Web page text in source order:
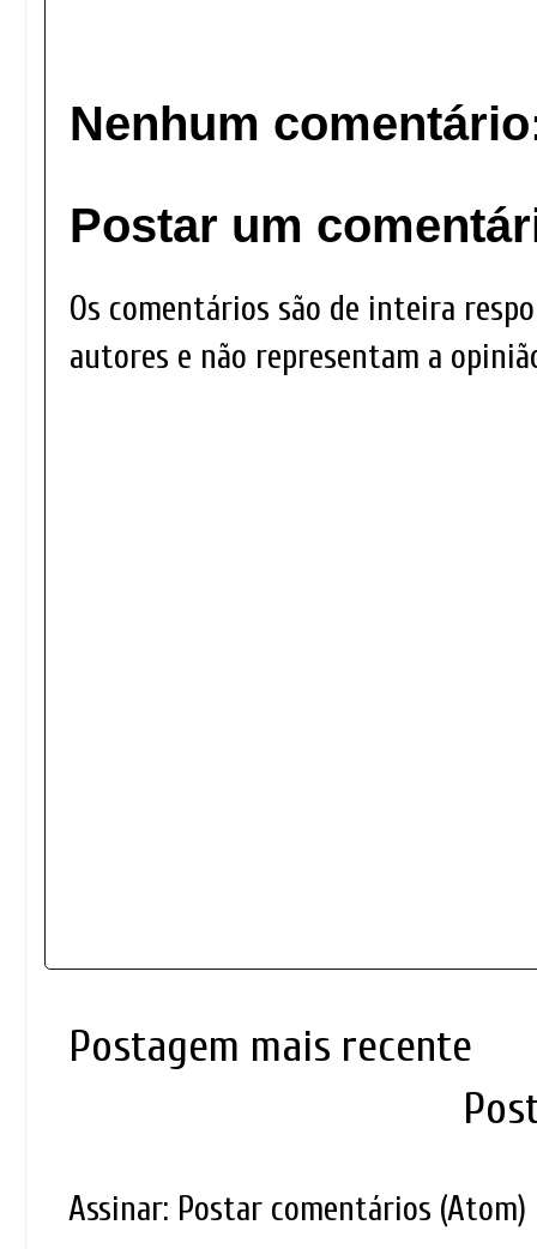
Nenhum
Postar um
Os comentários são de inteira
autores e não representam a
Postagem mais recente
Assinar: Postar comentários (Atom)